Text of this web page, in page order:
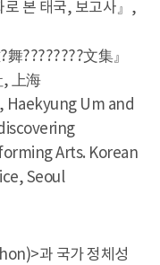
로 본 태국, 보고사』,
????????文集』
, 上海
Haekyung Um and
Arts. Korean
Seoul
과 국가 정체성